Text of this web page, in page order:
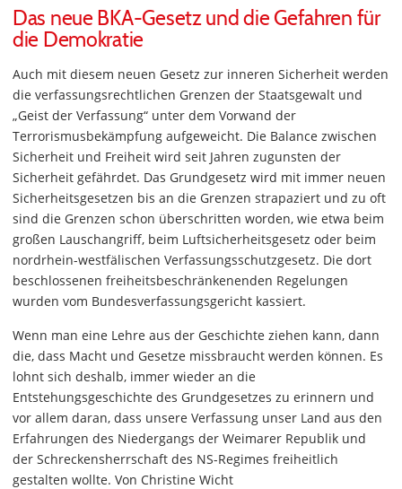
Das neue BKA-Gesetz und die Gefahren für
die Demokratie
Auch mit diesem neuen Gesetz zur inneren Sicherheit werden
die verfassungsrechtlichen Grenzen der Staatsgewalt und
„Geist der Verfassung“ unter dem Vorwand der
Terrorismusbekämpfung aufgeweicht. Die Balance zwischen
Sicherheit und Freiheit wird seit Jahren zugunsten der
Sicherheit gefährdet. Das Grundgesetz wird mit immer neuen
Sicherheitsgesetzen bis an die Grenzen strapaziert und zu oft
sind die Grenzen schon überschritten worden, wie etwa beim
großen Lauschangriff, beim Luftsicherheitsgesetz oder beim
nordrhein-westfälischen Verfassungsschutzgesetz. Die dort
beschlossenen freiheitsbeschränkenenden Regelungen
wurden vom Bundesverfassungsgericht kassiert.
Wenn man eine Lehre aus der Geschichte ziehen kann, dann
die, dass Macht und Gesetze missbraucht werden können. Es
lohnt sich deshalb, immer wieder an die
Entstehungsgeschichte des Grundgesetzes zu erinnern und
vor allem daran, dass unsere Verfassung unser Land aus den
Erfahrungen des Niedergangs der Weimarer Republik und
der Schreckensherrschaft des NS-Regimes freiheitlich
gestalten wollte. Von Christine Wicht